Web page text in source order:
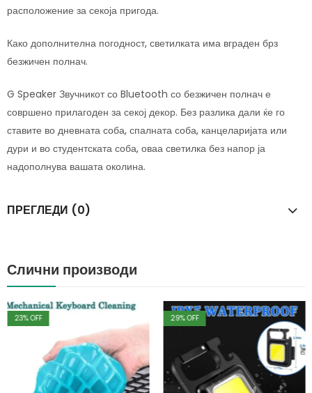
расположение за секоја пригода.
Како дополнителна погодност, светилката има вграден брз
безжичен полнач.
G Speaker Звучникот со Bluetooth со безжичен полнач е
совршено прилагоден за секој декор. Без разлика дали ќе го
ставите во дневната соба, спалната соба, канцеларијата или
дури и во студентската соба, оваа светилка без напор ја
надополнува вашата околина.
ПРЕГЛЕДИ (0)
Слични производи
23% OFF 29% OFF